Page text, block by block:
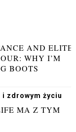
AND ELITE
WHY I’M
BOOTS
zdrowym życiu
MA Z TYM